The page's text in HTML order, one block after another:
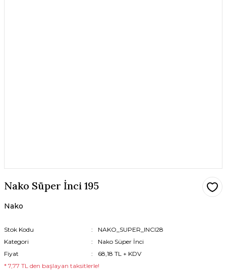
Nako Süper İnci 195
Nako
Stok Kodu
NAKO_SUPER_INCI28
Kategori
Nako Süper İnci
Fiyat
68,18 TL + KDV
* 7,77 TL den başlayan taksitlerle!